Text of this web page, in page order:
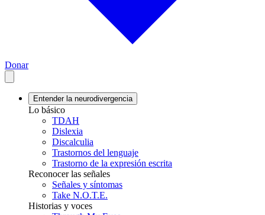
Donar
Entender la neurodivergencia
Lo básico
TDAH
Dislexia
Discalculia
Trastornos del lenguaje
Trastorno de la expresión escrita
Reconocer las señales
Señales y síntomas
Take N.O.T.E.
Historias y voces